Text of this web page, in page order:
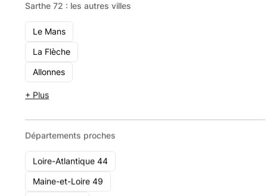
Sarthe 72 : les autres villes
Le Mans
La Flèche
Allonnes
+ Plus
Départements proches
Loire-Atlantique 44
Maine-et-Loire 49
Apollux Patrimoine
8 rue Léonard de Vinci, 44470 Carquefou
1 - 10